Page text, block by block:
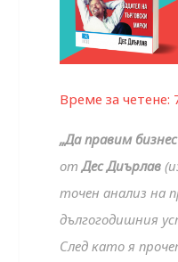
Време за четене:
„Да правим
отДес Диърлав
точен анализ на
дългогодишния
След като я